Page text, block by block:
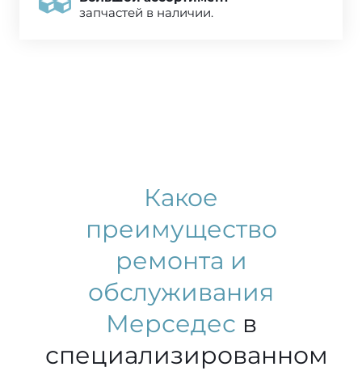
запчастей в наличии.
Какое
преимущество
ремонта и
обслуживания
Мерседес в
специализированном